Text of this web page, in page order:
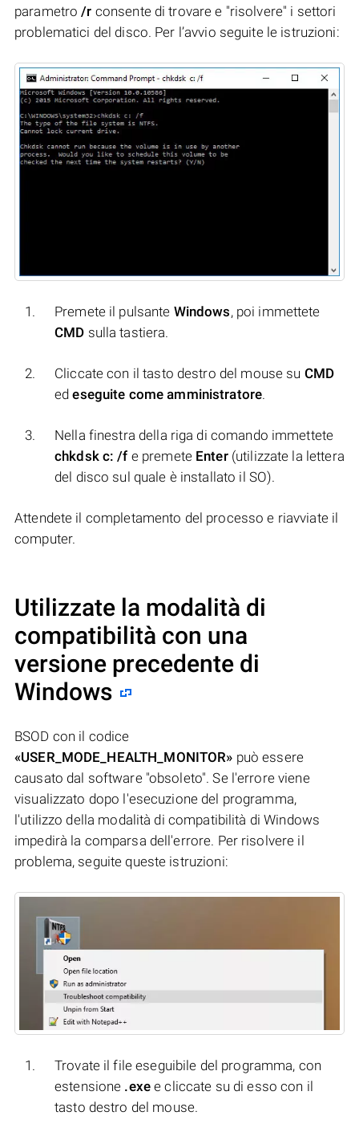
parametro /r consente di trovare e "risolvere" i settori
problematici del disco. Per l’avvio seguite le istruzioni:
Premete il pulsante Windows, poi immettete
CMD sulla tastiera.
Cliccate con il tasto destro del mouse su CMD
edeseguite come amministratore.
Nella finestra della riga di comando immettete
chkdsk c: /f e premete Enter(utilizzate la lettera
del disco sul quale è installato il SO).
Attendete il completamento del processo e riavviate il
computer.
Utilizzate la modalità di
compatibilità con una
versione precedente di
Windows
BSOD con il codice
«USER_MODE_HEALTH_MONITOR» può essere
causato dal software "obsoleto". Se l'errore viene
visualizzato dopo l'esecuzione del programma,
l'utilizzo della modalità di compatibilità di Windows
impedirà la comparsa dell'errore. Per risolvere il
problema, seguite queste istruzioni:
Trovate il file eseguibile del programma, con
estensione .exe e cliccate su di esso con il
tasto destro del mouse.